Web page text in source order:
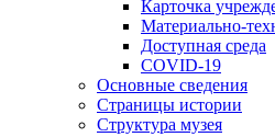
Карточка
Материально-
Доступная среда
COVID-19
Основные сведения
Страницы истории
Структура музея